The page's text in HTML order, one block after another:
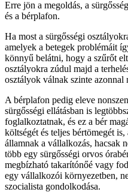
Erre jön a megoldás, a
és a bérplafon.
Ha most a sürgősségi
amelyek a betegek problémáit
könnyű belátni, hogy a szűrőt
osztályokra zúdul majd a
osztályok válnak szinte azonnal
A bérplafon pedig eleve
sürgősségi ellátásban is
foglalkoztatnak, és ez a bér
költségét és teljes bértömegét
államnak a vállalkozás, hacsak
több egy sürgősségi orvos
megbízható takarítónőé vagy
egy vállalkozói környezetben,
szocialista gondolkodása.